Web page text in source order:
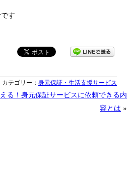
す
テゴリー： 身元保証・生活支援サービス
る！身元保証サービスに依頼できる内
容とは »